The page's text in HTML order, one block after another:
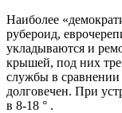
Наиболее
рубероид,
укладываются и
крышей, под них
службы в
долговечен. При
в 8-18 ° .